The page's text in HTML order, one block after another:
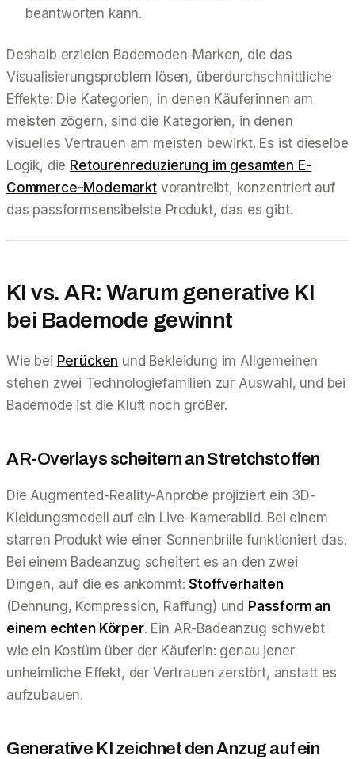
beantworten kann.
Deshalb erzielen Bademoden-Marken, die das
Visualisierungsproblem lösen, überdurchschnittliche
Effekte: Die Kategorien, in denen Käuferinnen am
meisten zögern, sind die Kategorien, in denen
visuelles Vertrauen am meisten bewirkt. Es ist dieselbe
Logik, die Retourenreduzierung im gesamten E-
Commerce-Modemarktvorantreibt, konzentriert auf
das passformsensibelste Produkt, das es gibt.
KI vs. AR: Warum generative KI
bei Bademode gewinnt
Wie bei Perücken und Bekleidung im Allgemeinen
stehen zwei Technologiefamilien zur Auswahl, und bei
Bademode ist die Kluft noch größer.
AR-Overlays scheitern an Stretchstoffen
Die Augmented-Reality-Anprobe projiziert ein 3D-
Kleidungsmodell auf ein Live-Kamerabild. Bei einem
starren Produkt wie einer Sonnenbrille funktioniert das.
Bei einem Badeanzug scheitert es an den zwei
Dingen, auf die es ankommt:Stoffverhalten
(Dehnung, Kompression, Raffung) und Passform an
einem echten Körper. Ein AR-Badeanzug schwebt
wie ein Kostüm über der Käuferin: genau jener
unheimliche Effekt, der Vertrauen zerstört, anstatt es
aufzubauen.
Generative KI zeichnet den Anzug auf ein